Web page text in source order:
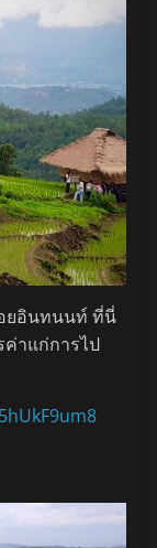
ยอินทนนท์ ที่นี่
าแก่การไป